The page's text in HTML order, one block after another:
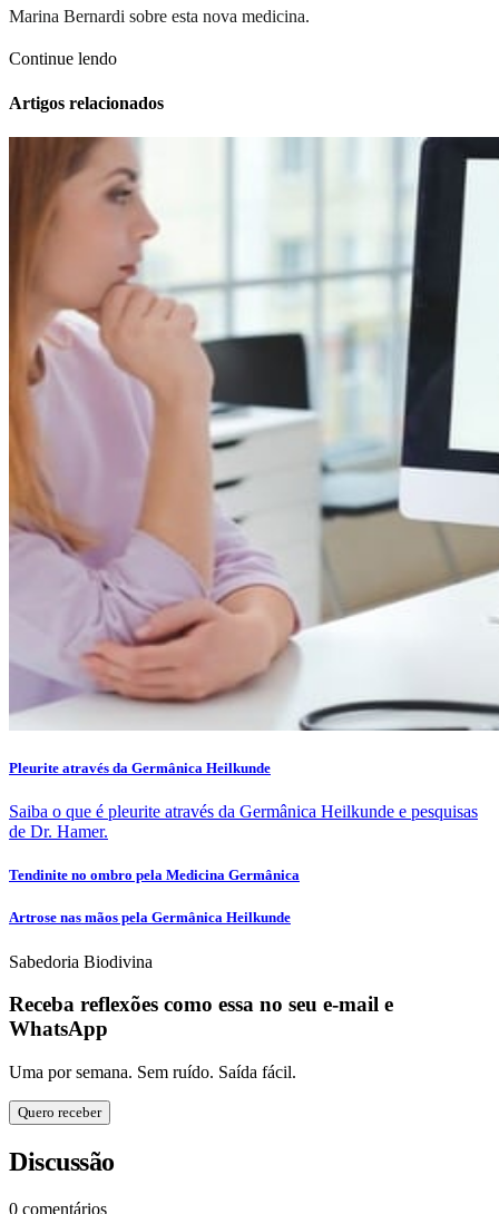
Marina Bernardi sobre esta nova medicina.
Continue lendo
Artigos relacionados
Pleurite através da Germânica Heilkunde
Saiba o que é pleurite através da Germânica Heilkunde e pesquisas
de Dr. Hamer.
Tendinite no ombro pela Medicina Germânica
Artrose nas mãos pela Germânica Heilkunde
Sabedoria Biodivina
Receba reflexões como essa no seu e-mail e
WhatsApp
Uma por semana. Sem ruído. Saída fácil.
Quero receber
Discussão
0 comentários